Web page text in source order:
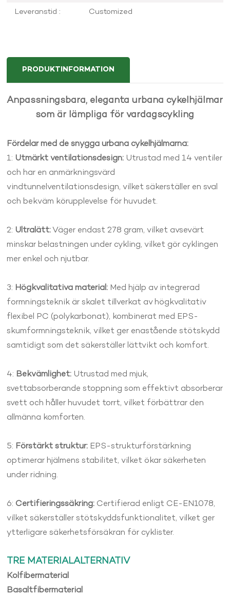
Leveranstid :
Customized
PRODUKTINFORMATION
Anpassningsbara, eleganta urbana cykelhjälmar
som är lämpliga för vardagscykling
Fördelar med de snygga urbana cykelhjälmarna:
1: Utmärkt ventilationsdesign: Utrustad med 14 ventiler
och har en anmärkningsvärd
vindtunnelventilationsdesign, vilket säkerställer en sval
och bekväm körupplevelse för huvudet.
2: Ultralätt:Väger endast 278 gram, vilket avsevärt
minskar belastningen under cykling, vilket gör cyklingen
mer enkel och njutbar.
3: Högkvalitativa material: Med hjälp av integrerad
formningsteknik är skalet tillverkat av högkvalitativ
flexibel PC (polykarbonat), kombinerat med EPS-
skumformningsteknik, vilket ger enastående stötskydd
samtidigt som det säkerställer lättvikt och komfort.
4: Bekvämlighet: Utrustad med mjuk,
svettabsorberande stoppning som effektivt absorberar
svett och håller huvudet torrt, vilket förbättrar den
allmänna komforten.
5: Förstärkt struktur: EPS-strukturförstärkning
optimerar hjälmens stabilitet, vilket ökar säkerheten
under ridning.
6: Certifieringssäkring: Certifierad enligt CE-EN1078,
vilket säkerställer stötskyddsfunktionalitet, vilket ger
ytterligare säkerhetsförsäkran för cyklister.
TRE MATERIALALTERNATIV
Kolfibermaterial
Basaltfibermaterial